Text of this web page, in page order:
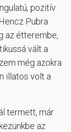
pozitív
Pubra
az étterembe,
vált a
még azokra
illatos volt a
termett, már
az